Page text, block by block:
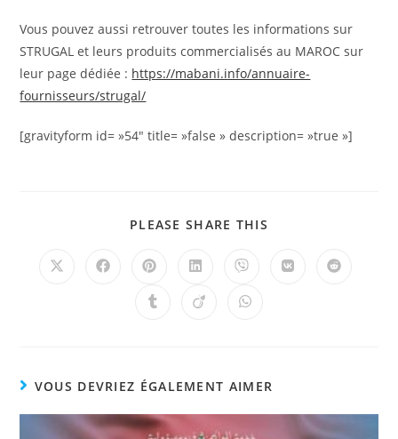
Vous pouvez aussi retrouver toutes les informations sur
STRUGAL et leurs produits commercialisés au MAROC sur
leur page dédiée : https://mabani.info/annuaire-
fournisseurs/strugal/
[gravityform id= »54″ title= »false » description= »true »]
PLEASE SHARE THIS
VOUS DEVRIEZ ÉGALEMENT AIMER